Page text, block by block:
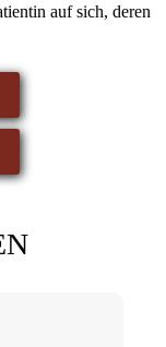
auf sich, deren